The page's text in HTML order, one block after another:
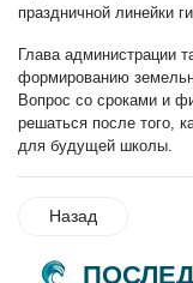
праздничной линейки
Глава администрации
формированию
Вопрос со сроками и
решаться после того,
для будущей школы.
Назад